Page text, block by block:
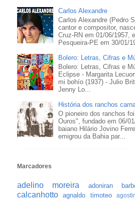
Carlos Alexandre
Carlos Alexandre (Pedro
cantor e compositor,
Cruz-RN em 01/06/1957,
Pesqueira-PE em 30/01/
Bolero: Letras, Cifras e
Bolero: Letras, Cifras e
Eclipse - Margarita
mi bohío (1937) - Julio
Jenny Lo...
História dos ranchos
O pioneiro dos ranchos
Ouros", fundado em 06/
baiano Hilário Jovino
emigrou da Bahia par...
Marcadores
adelino moreira adoniran
calcanhotto
agnaldo timoteo